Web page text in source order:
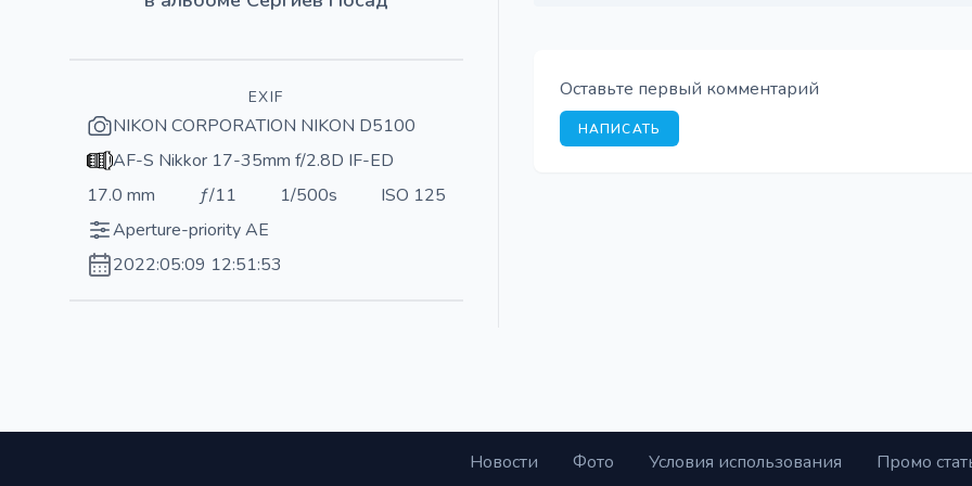
EXIF
NIKON CORPORATION NIKON D5100
AF-S Nikkor 17-35mm f/2.8D IF-ED
17.0 mm
ƒ/11 1/500s
ISO 125
Aperture-priority AE
2022:05:09 12:51:53
Оставьте первый комментарий
НАПИСАТЬ
Новости Фото Условия использования Промо